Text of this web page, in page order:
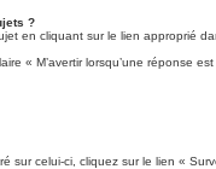
?
en cliquant sur le lien approprié
« M’avertir lorsqu’une réponse
sur celui-ci, cliquez sur le lien «